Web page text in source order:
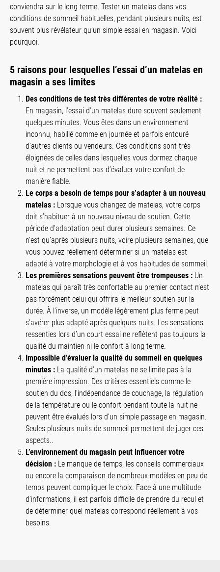
conviendra sur le long terme. Tester un matelas dans vos
conditions de sommeil habituelles, pendant plusieurs nuits, est
souvent plus révélateur qu’un simple essai en magasin. Voici
pourquoi.
5 raisons pour lesquelles l’essai d’un matelas en
magasin a ses limites
Des conditions de test très différentes de votre réalité :
En magasin, l’essai d’un matelas dure souvent seulement
quelques minutes. Vous êtes dans un environnement
inconnu, habillé comme en journée et parfois entouré
d’autres clients ou vendeurs. Ces conditions sont très
éloignées de celles dans lesquelles vous dormez chaque
nuit et ne permettent pas d’évaluer votre confort de
manière fiable.
Le corps a besoin de temps pour s’adapter à un nouveau
matelas : Lorsque vous changez de matelas, votre corps
doit s’habituer à un nouveau niveau de soutien. Cette
période d’adaptation peut durer plusieurs semaines. Ce
n’est qu’après plusieurs nuits, voire plusieurs semaines, que
vous pouvez réellement déterminer si un matelas est
adapté à votre morphologie et à vos habitudes de sommeil.
Les premières sensations peuvent être trompeuses : Un
matelas qui paraît très confortable au premier contact n’est
pas forcément celui qui offrira le meilleur soutien sur la
durée. À l’inverse, un modèle légèrement plus ferme peut
s’avérer plus adapté après quelques nuits. Les sensations
ressenties lors d’un court essai ne reflètent pas toujours la
qualité du maintien ni le confort à long terme.
Impossible d’évaluer la qualité du sommeil en quelques
minutes : La qualité d’un matelas ne se limite pas à la
première impression. Des critères essentiels comme le
soutien du dos, l’indépendance de couchage, la régulation
de la température ou le confort pendant toute la nuit ne
peuvent être évalués lors d’un simple passage en magasin.
Seules plusieurs nuits de sommeil permettent de juger ces
aspects..
L’environnement du magasin peut influencer votre
décision : Le manque de temps, les conseils commerciaux
ou encore la comparaison de nombreux modèles en peu de
temps peuvent compliquer le choix. Face à une multitude
d’informations, il est parfois difficile de prendre du recul et
de déterminer quel matelas correspond réellement à vos
besoins.